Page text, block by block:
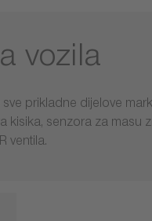
vozila
prikladne dijelove
kisika, senzora za masu
ventila.